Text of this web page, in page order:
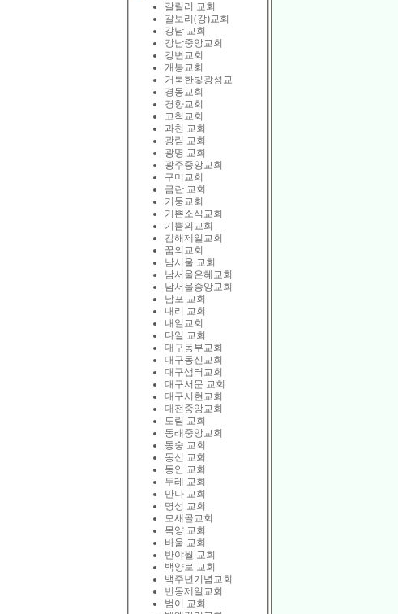
갈릴리 교회
갈보리(강)교회
강남 교회
강남중앙교회
강변교회
개봉교회
거룩한빛광성교
경동교회
경향교회
고척교회
과천 교회
광림 교회
광명 교회
광주중앙교회
구미교회
금란 교회
기둥교회
기쁜소식교회
기쁨의교회
김해제일교회
꿈의교회
남서울 교회
남서울은혜교회
남서울중앙교회
남포 교회
내리 교회
내일교회
다일 교회
대구동부교회
대구동신교회
대구샘터교회
대구서문 교회
대구서현교회
대전중앙교회
도림 교회
동래중앙교회
동숭 교회
동신 교회
동안 교회
두레 교회
만나 교회
명성 교회
모새골교회
목양 교회
바울 교회
반야월 교회
백양로 교회
백주년기념교회
번동제일교회
범어 교회